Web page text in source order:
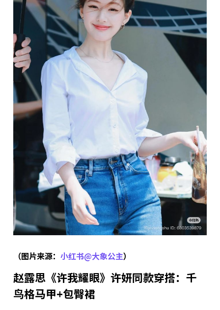
（图片来源： 小红书@大象公主）
赵露思《许我耀眼》许妍同款穿搭：千
鸟格马甲+包臀裙